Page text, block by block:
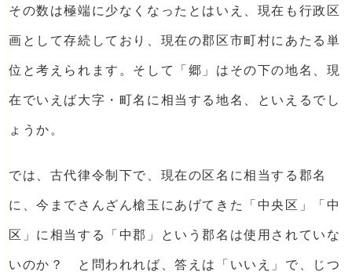
その数は極端に少なくなったとはいえ、現在も行政区
画として存続しており、現在の郡区市町村にあたる単
位と考えられます。そして「郷」はその下の地名、現
在でいえば大字・町名に相当する地名、といえるでし
ょうか。
では、古代律令制下で、現在の区名に相当する郡名
に、今までさんざん槍玉にあげてきた「中央区」「中
区」に相当する「中郡」という郡名は使用されていな
いのか？ と問われれば、答えは「いいえ」で、じつ